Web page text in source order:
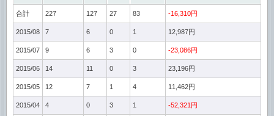
合計 227 127 27 83 -16,310円
2015/08 7 6 0 1 12,987円
2015/07 9 6 3 0 -23,086円
2015/06 14 11 0 3 23,196円
2015/05 12 7 1 4 11,462円
2015/04 4 0 3 1 -52,321円